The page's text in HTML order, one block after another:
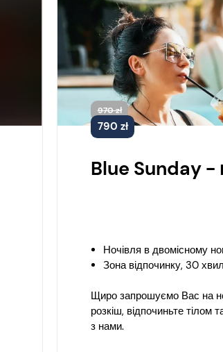
970 zł
790 zł
Blue Sunday -
Ночівля в двомісному
Зона відпочинку, 30
Щиро запрошуємо Вас на
розкіш, відпочиньте тілом
з нами.